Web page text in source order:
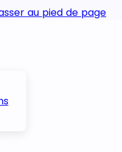
au pied de page